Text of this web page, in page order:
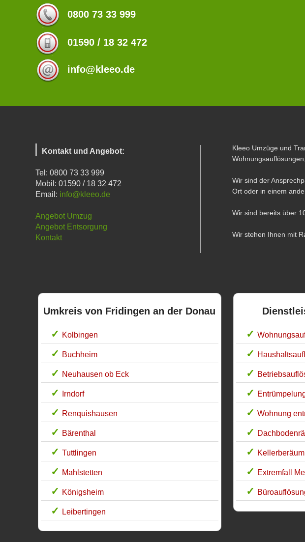
0800 73 33 999
01590 / 18 32 472
info@kleeo.de
Kontakt und Angebot:
Tel: 0800 73 33 999
Mobil: 01590 / 18 32 472
Email: info@kleeo.de
Angebot Umzug
Angebot Entsorgung
Kontakt
Kleeo Umzüge und
Wir sind der
Ort oder in einem
Wir sind bereits über
Wir stehen Ihnen mit
Umkreis von Fridingen an der Donau
Kolbingen
Buchheim
Neuhausen ob Eck
Irndorf
Renquishausen
Bärenthal
Tuttlingen
Mahlstetten
Königsheim
Leibertingen
Wohnung
Extremfall